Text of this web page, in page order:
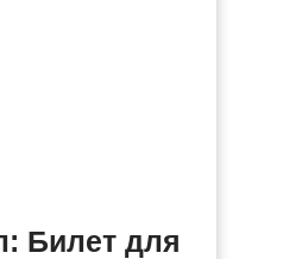
Билет для